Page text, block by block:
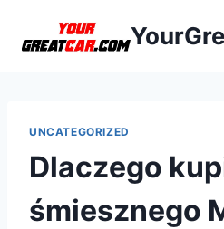
UNCATEGORIZED
Dlaczego
śmiesznego